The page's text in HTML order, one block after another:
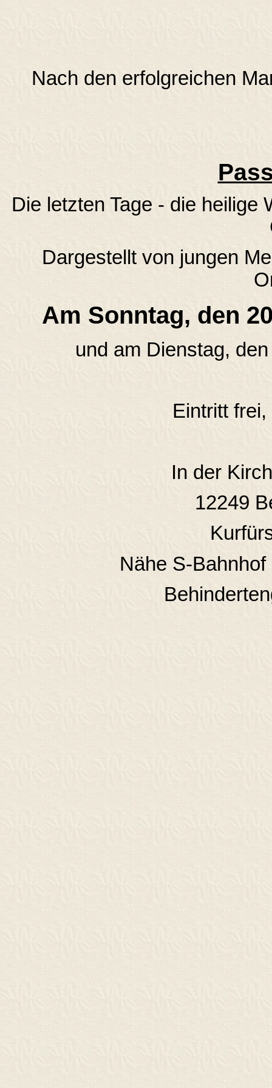
Nach den erfolgreichen
Die letzten Tage - die heilige
Dargestellt von jungen
Am Sonntag, den
und am Dienstag,
Eintritt
In der
12249
Nähe S-